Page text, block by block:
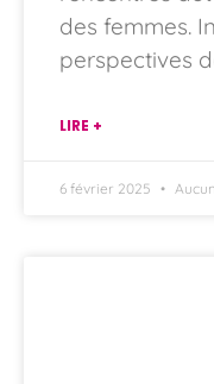
des femmes.
perspectives
LIRE +
6 février 2025